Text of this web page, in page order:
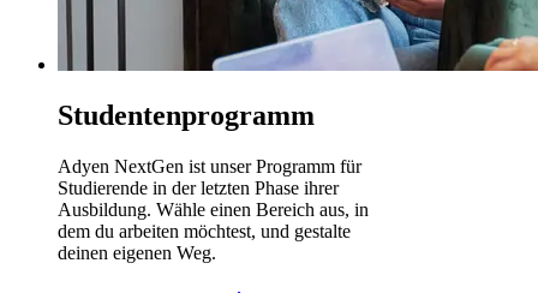
Studentenprogramm
Adyen NextGen ist unser Programm für
Studierende in der letzten Phase ihrer
Ausbildung. Wähle einen Bereich aus, in
dem du arbeiten möchtest, und gestalte
deinen eigenen Weg.